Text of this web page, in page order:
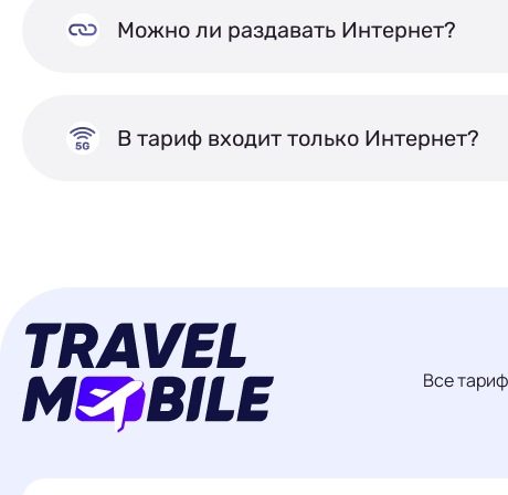
Можно ли раздавать Интернет?
В тариф входит только Интернет?
Все